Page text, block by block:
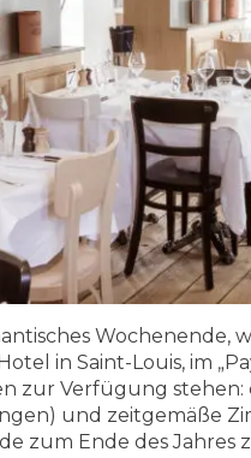
Wochenende,
in Saint-Louis, im
zur Verfügung stehen:
und zeitgemäße
zum Ende des Jahres